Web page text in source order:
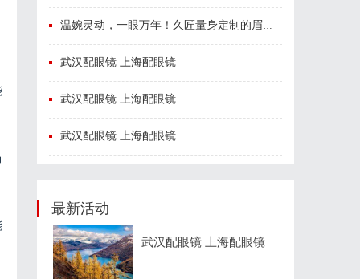
温婉灵动，一眼万年！久匠量身定制的眉眼唇，才是你整张脸的点睛之笔！淡颜系女生的气质加分项
武汉配眼镜 上海配眼镜
武汉配眼镜 上海配眼镜
武汉配眼镜 上海配眼镜
最新活动
武汉配眼镜 上海配眼镜